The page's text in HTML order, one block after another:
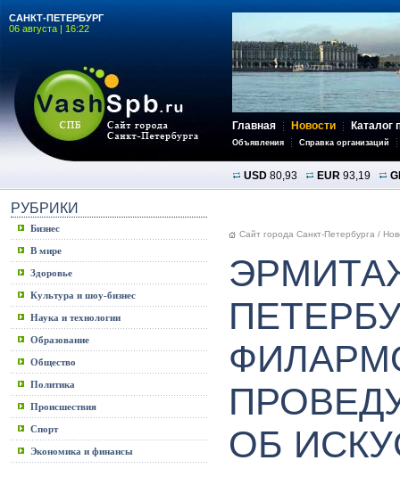
САНКТ-ПЕТЕРБУРГ
06 августа | 16:22
Главная Новости Каталог
Объявления Справка организаций
USD 80,93 EUR 93,19
РУБРИКИ
Бизнес
В мире
Здоровье
Культура и шоу-бизнес
Наука и технологии
Образование
Общество
Политика
Происшествия
Спорт
Экономика и финансы
Сайт города Санкт-Петербурга /
ОБ